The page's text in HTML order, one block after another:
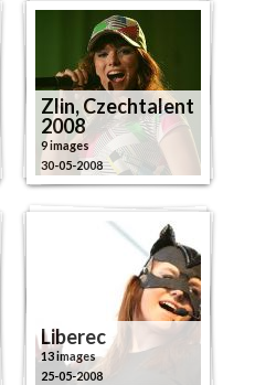
Zlin, Czechtalent
2008
9 images
30-05-2008
Liberec
13 images
25-05-2008